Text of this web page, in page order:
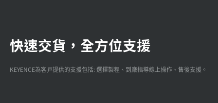
快速交貨，全方位支援
KEYENCE為客戸提供的支援包括: 選擇製程、到廠指導線上操作、售後支援。